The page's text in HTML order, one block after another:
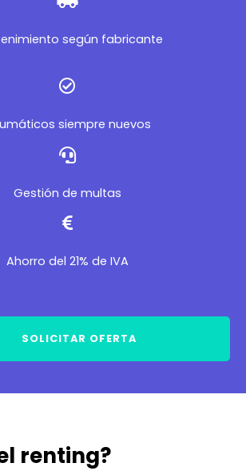
según fabricante
siempre nuevos
Gestión de multas
Ahorro del 21% de IVA
SOLICITAR OFERTA
renting?